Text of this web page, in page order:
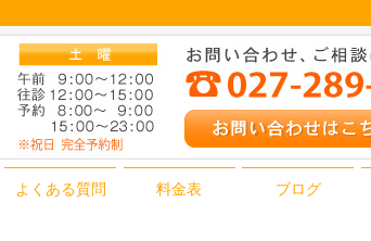
よくある質問 料金表 ブログ